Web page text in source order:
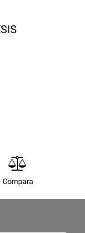
Compara